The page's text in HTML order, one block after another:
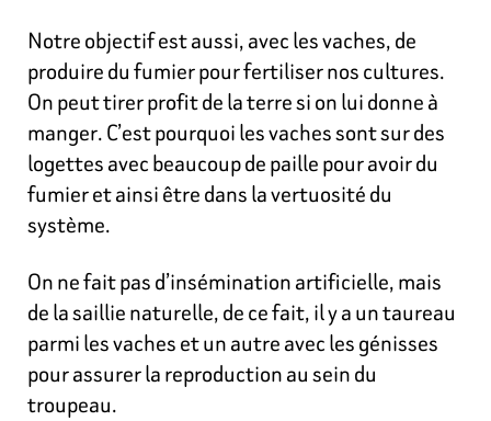
Notre objectif est aussi, avec les vaches, de
produire du fumier pour fertiliser nos cultures.
On peut tirer profit de la terre si on lui donne à
manger. C’est pourquoi les vaches sont sur des
logettes avec beaucoup de paille pour avoir du
fumier et ainsi être dans la vertuosité du
système.
On ne fait pas d’insémination artificielle, mais
de la saillie naturelle, de ce fait, il y a un taureau
parmi les vaches et un autre avec les génisses
pour assurer la reproduction au sein du
troupeau.